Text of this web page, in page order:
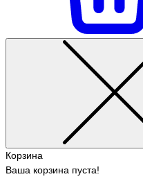
Корзина
Ваша корзина пуста!